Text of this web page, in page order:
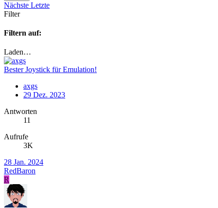
Nächste Letzte
Filter
Filtern auf:
Laden…
Bester Joystick für Emulation!
axgs
29 Dez. 2023
Antworten
11
Aufrufe
3K
28 Jan. 2024
RedBaron
R